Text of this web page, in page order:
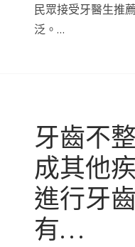
民眾接受牙醫生推
泛。…
牙齒不
成其他
進行牙
有…